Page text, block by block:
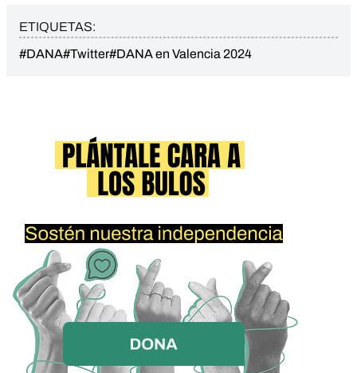
ETIQUETAS:
#DANA#Twitter#DANA en Valencia 2024